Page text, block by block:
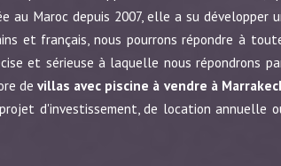
au Maroc depuis 2007, elle a su
et français, nous pourrons répondre à
et sérieuse à laquelle nous répondrons
devillas avec piscine à vendre à
d'investissement, de location annuelle